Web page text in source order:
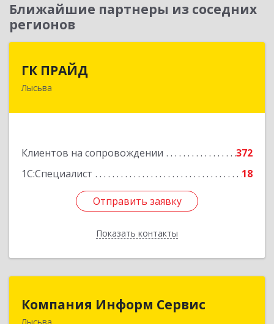
Ближайшие партнеры из соседних
регионов
ГК ПРАЙД
Лысьва
Клиентов на сопровождении
372
1С:Специалист
18
Отправить заявку
Показать контакты
618909, Пермский край, Лысьва г, Репина ул,
Отправить заявку
Назад
Компания Информ Сервис
Лысьва
Компания Информ Сервис